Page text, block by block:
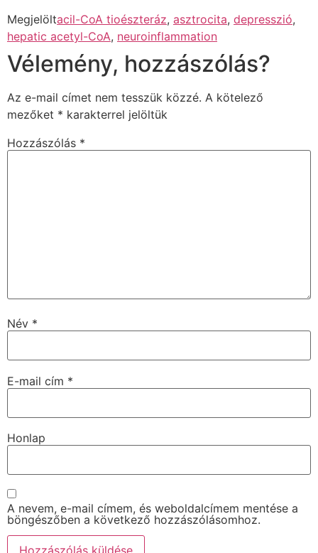
Megjelöltacil-CoA tioészteráz, asztrocita, depresszió,
hepatic acetyl-CoA, neuroinflammation
Vélemény, hozzászólás?
Az e-mail címet nem tesszük közzé. A kötelező
mezőket * karakterrel jelöltük
Hozzászólás *
Név *
E-mail cím *
Honlap
A nevem, e-mail címem, és weboldalcímem mentése a
böngészőben a következő hozzászólásomhoz.